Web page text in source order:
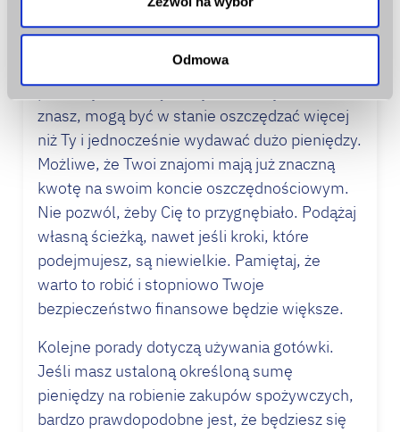
Odmowa
jedną z rzeczy, które mogą przeszkadzać w
utrzymaniu nawyku oszczędzania, jest
porównywanie się z innymi. Osoby, które
znasz, mogą być w stanie oszczędzać więcej
niż Ty i jednocześnie wydawać dużo pieniędzy.
Możliwe, że Twoi znajomi mają już znaczną
kwotę na swoim koncie oszczędnościowym.
Nie pozwól, żeby Cię to przygnębiało. Podążaj
własną ścieżką, nawet jeśli kroki, które
podejmujesz, są niewielkie. Pamiętaj, że
warto to robić i stopniowo Twoje
bezpieczeństwo finansowe będzie większe.
Kolejne porady dotyczą używania gotówki.
Jeśli masz ustaloną określoną sumę
pieniędzy na robienie zakupów spożywczych,
bardzo prawdopodobne jest, że będziesz się